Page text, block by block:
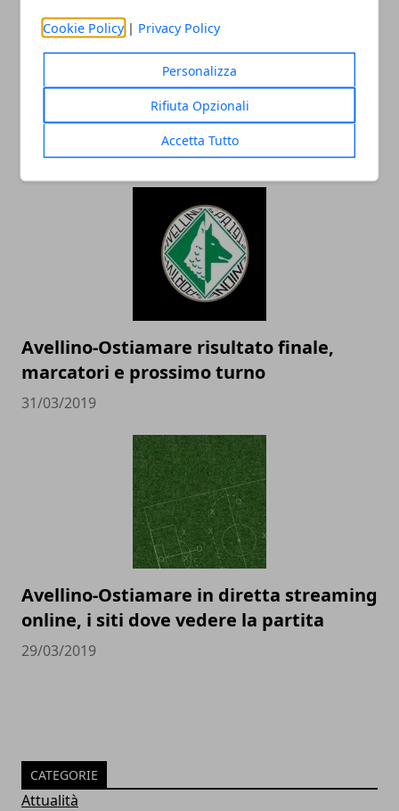
Cookie Policy | Privacy Policy
Personalizza
Rifiuta Opzionali
Accetta Tutto
Calcio Serie D 2019, Girone G: risultati
partite 14^ giornata di ritorno e
classifica
31/03/2019
Avellino-Ostiamare risultato finale,
marcatori e prossimo turno
31/03/2019
Avellino-Ostiamare in diretta streaming
online, i siti dove vedere la partita
29/03/2019
CATEGORIE
Attualità